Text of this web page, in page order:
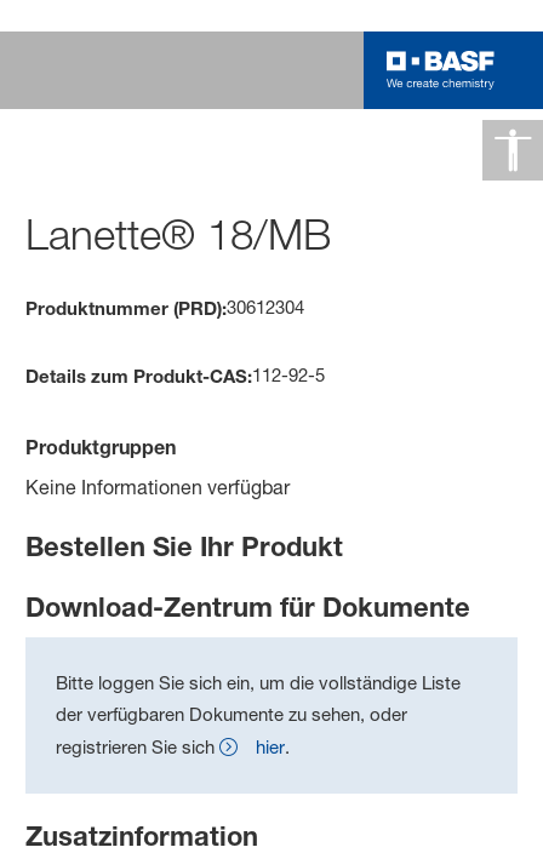
Lanette® 18/MB
Produktnummer (PRD):30612304
Details zum Produkt-CAS:112-92-5
Produktgruppen
Keine Informationen verfügbar
Bestellen Sie Ihr Produkt
Download-Zentrum für Dokumente
Bitte loggen Sie sich ein, um die vollständige Liste
der verfügbaren Dokumente zu sehen, oder
registrieren Sie sich
hier.
Zusatzinformation